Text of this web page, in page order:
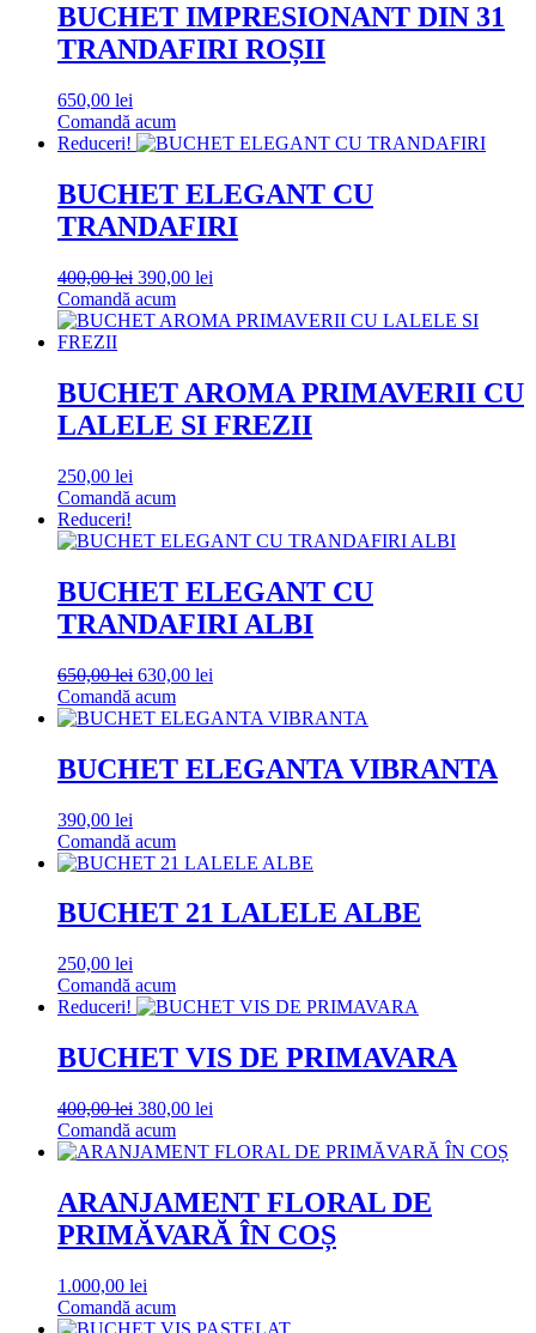
BUCHET IMPRESIONANT DIN 31
TRANDAFIRI ROȘII
650,00 lei
Comandă acum
Reduceri!
BUCHET ELEGANT CU
TRANDAFIRI
400,00lei Prețul
inițial
a
390,00 lei
este:
Comandă acum
BUCHET AROMA PRIMAVERII CU
LALELE SI FREZII
250,00 lei
Comandă acum
Reduceri!
BUCHET ELEGANT CU
TRANDAFIRI ALBI
650,00lei Prețul
inițial
a
650,00 lei.
630,00 lei
este:
Comandă acum
BUCHET ELEGANTA VIBRANTA
390,00 lei
Comandă acum
BUCHET 21 LALELE ALBE
250,00 lei
Comandă acum
Reduceri!
BUCHET VIS DE PRIMAVARA
400,00lei Prețul
inițial
a
400,00 lei.
380,00 lei
este:
Comandă acum
ARANJAMENT FLORAL DE
PRIMĂVARĂ ÎN COȘ
1.000,00 lei
Comandă acum